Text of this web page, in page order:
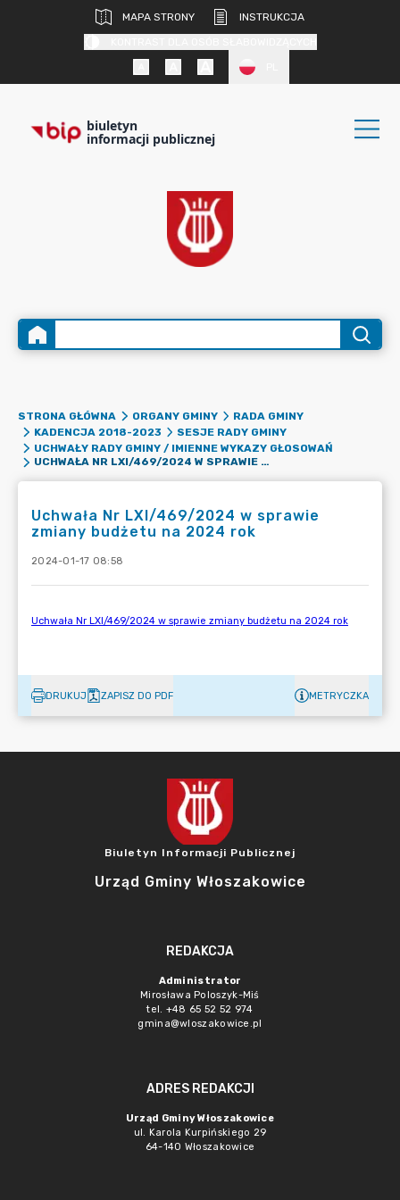
MAPA STRONY
INSTRUKCJA
biuletyn
informacji publicznej
STRONA GŁÓWNA ORGANY GMINY
RADA GMINY
KADENCJA 2018-2023
SESJE RADY GMINY
UCHWAŁY RADY GMINY / IMIENNE WYKAZY GŁOSOWAŃ
UCHWAŁA NR LXI/469/2024 W SPRAWIE ZMIANY BUDŻETU NA 2024 ROK
Uchwała Nr LXI/469/2024 w sprawie
zmiany budżetu na 2024 rok
2024-01-17 08:58
DRUKUJ ZAPISZ DO PDF METRYCZKA
Biuletyn Informacji Publicznej
Urząd Gminy Włoszakowice
REDAKCJA
Administrator
Mirosława Poloszyk-Miś
tel. +48 65 52 52 974
gmina@wloszakowice.pl
ADRES REDAKCJI
Urząd Gminy Włoszakowice
ul. Karola Kurpińskiego 29
64-140 Włoszakowice